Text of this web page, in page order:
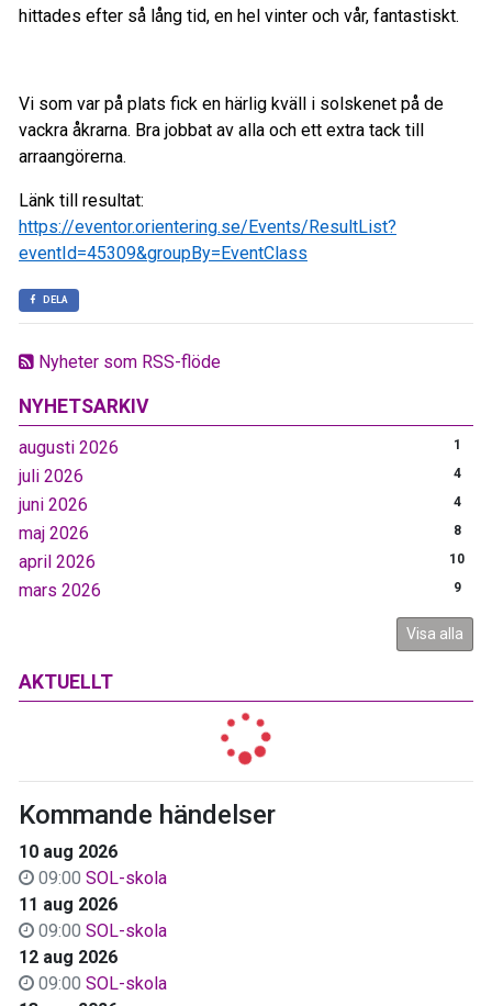
Nyheter som RSS-flöde
NYHETSARKIV
augusti 2026 1
juli 2026 4
juni 2026 4
maj 2026 8
april 2026 10
mars 2026 9
Visa alla
AKTUELLT
Kommande händelser
10 aug 2026
09:00 SOL-skola
11 aug 2026
09:00 SOL-skola
12 aug 2026
09:00 SOL-skola
hittades efter så lång tid, en hel vinter och vår, fantastiskt.
Vi som var på plats fick en härlig kväll i solskenet på de
vackra åkrarna. Bra jobbat av alla och ett extra tack till
arraangörerna.
Länk till resultat:
https://eventor.orientering.se/Events/ResultList?
eventId=45309&groupBy=EventClass
DELA